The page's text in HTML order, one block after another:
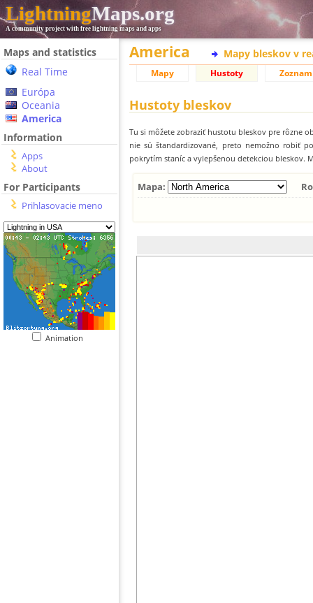
LightningMaps.org
A community project with free lightning maps and apps
Maps and statistics
Real Time
Európa
Oceania
America
Information
Apps
About
For Participants
Prihlasovacie meno
Animation
America Mapy bleskov v
Mapy Hustoty Zoznam
Hustoty bleskov
Tu si môžete zobraziť hustotu bleskov pre rôzne
nie sú štandardizované, preto nemožno robiť
pokrytím staníc a vylepšenou detekciou bleskov.
Mapa: